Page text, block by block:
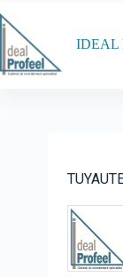
au
contenu
IDEAL